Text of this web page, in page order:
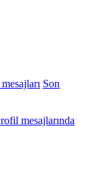
Son
mesajlarında